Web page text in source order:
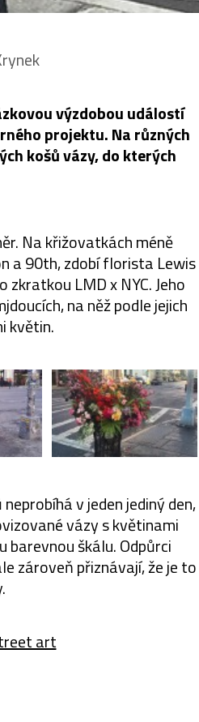
výzdobou událostí
projektu. Na různých
košů vázy, do kterých
Na křižovatkách méně
a 90th, zdobí florista Lewis
LMD x NYC. Jeho
na něž podle jejich
květin.
v jeden jediný den,
vázy s květinami
barevnou škálu. Odpůrci
zároveň přiznávají, že je to
art